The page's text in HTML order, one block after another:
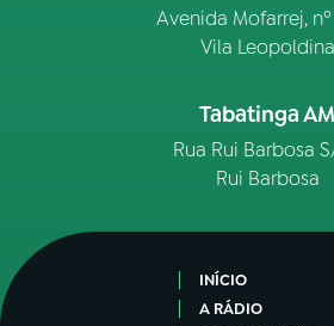
Avenida Mofarrej, nº
Vila Leopoldina
Tabatinga AM
Rua Rui Barbosa
Rui Barbosa
INÍCIO
A RÁDIO